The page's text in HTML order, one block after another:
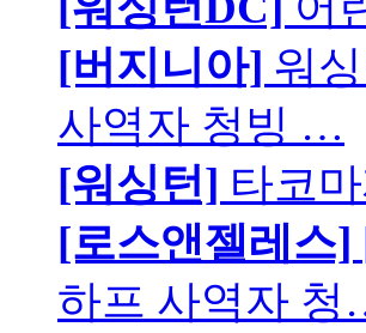
[버지니아] 워
사역자 청빙 …
[워싱턴] 타코
[로스앤젤레스]
하프 사역자